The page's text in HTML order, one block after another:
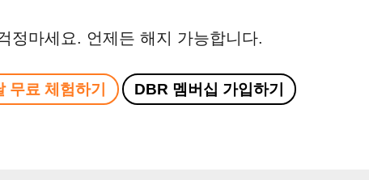
정마세요. 언제든 해지 가능합니다.
무료 체험하기 DBR 멤버십 가입하기